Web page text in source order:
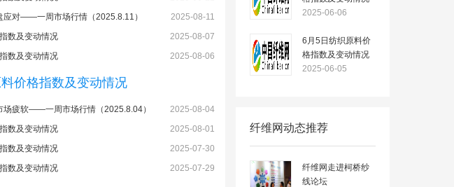
2025-08-11
应对——一周市场行情（2025.8.11）
2025-08-07
数及变动情况
2025-08-06
数及变动情况
价格指数及变动情况
2025-08-04
场疲软——一周市场行情（2025.8.04）
2025-08-01
数及变动情况
2025-07-30
数及变动情况
2025-07-29
数及变动情况
2025-06-06
6月5日纺织原料价
格指数及变动情况
2025-06-05
纤维网动态推荐
纤维网走进柯桥纱
线论坛